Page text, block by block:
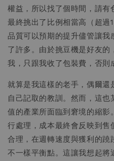
權益，所以找了個時間，請有
最終挑出了比例相當高（超過
品質可以預期的提升儘管讓
了許多。由於挑豆機是好友的
我，只跟我收了包裝費，否則
就算是我這樣的老手，偶爾還
自己記取的教訓。然而，這
值的產業所面臨到窘境的縮影
行處理，成本最終會反映到售
合理，在週轉速度與獲利的蹺
不一樣平衡點。這讓我想起